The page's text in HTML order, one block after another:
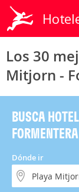
Los 30
Mitjorn -
BUSCA
FORMENTERA
Dónde ir